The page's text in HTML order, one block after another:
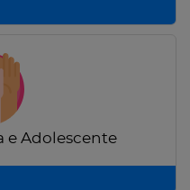
e Adolescente